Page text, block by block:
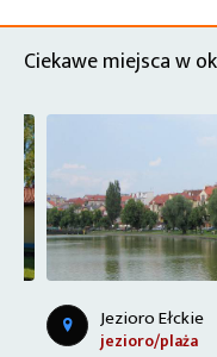
Ciekawe miejsca w
Jezioro Ełckie
jezioro/plaża